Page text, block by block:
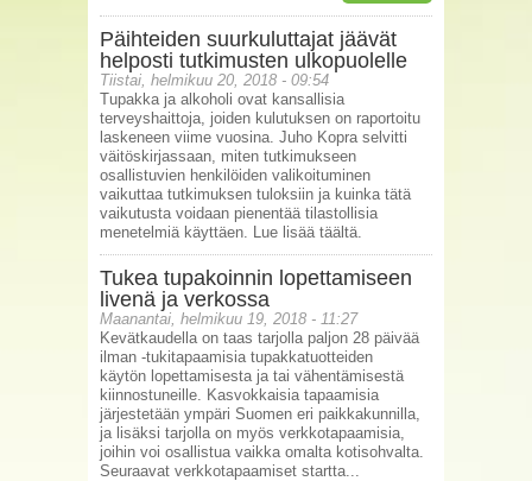
Päihteiden suurkuluttajat jäävät
helposti tutkimusten ulkopuolelle
Tiistai, helmikuu 20, 2018 - 09:54
Tupakka ja alkoholi ovat kansallisia
terveyshaittoja, joiden kulutuksen on raportoitu
laskeneen viime vuosina. Juho Kopra selvitti
väitöskirjassaan, miten tutkimukseen
osallistuvien henkilöiden valikoituminen
vaikuttaa tutkimuksen tuloksiin ja kuinka tätä
vaikutusta voidaan pienentää tilastollisia
menetelmiä käyttäen. Lue lisää täältä.
Tukea tupakoinnin lopettamiseen
livenä ja verkossa
Maanantai, helmikuu 19, 2018 - 11:27
Kevätkaudella on taas tarjolla paljon 28 päivää
ilman -tukitapaamisia tupakkatuotteiden
käytön lopettamisesta ja tai vähentämisestä
kiinnostuneille. Kasvokkaisia tapaamisia
järjestetään ympäri Suomen eri paikkakunnilla,
ja lisäksi tarjolla on myös verkkotapaamisia,
joihin voi osallistua vaikka omalta kotisohvalta.
Seuraavat verkkotapaamiset startta...